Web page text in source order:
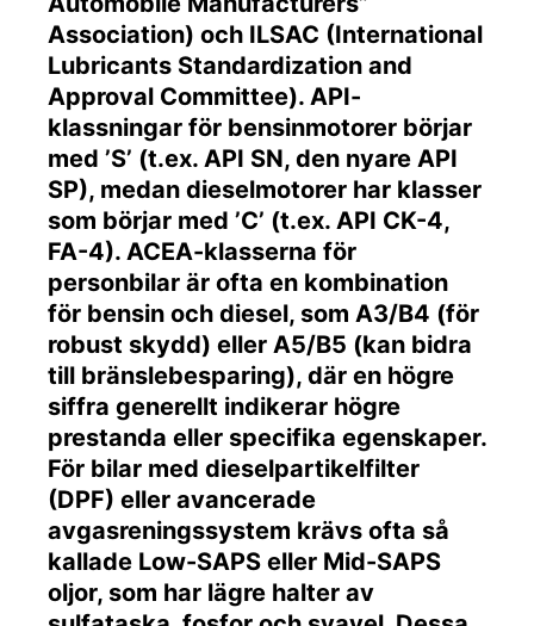
Association) och ILSAC (International
Lubricants Standardization and
Approval Committee). API-
klassningar för bensinmotorer börjar
med ’S’ (t.ex. API SN, den nyare API
SP), medan dieselmotorer har klasser
som börjar med ’C’ (t.ex. API CK-4,
FA-4). ACEA-klasserna för
personbilar är ofta en kombination
för bensin och diesel, som A3/B4 (för
robust skydd) eller A5/B5 (kan bidra
till bränslebesparing), där en högre
siffra generellt indikerar högre
prestanda eller specifika egenskaper.
För bilar med dieselpartikelfilter
(DPF) eller avancerade
avgasreningssystem krävs ofta så
kallade Low-SAPS eller Mid-SAPS
oljor, som har lägre halter av